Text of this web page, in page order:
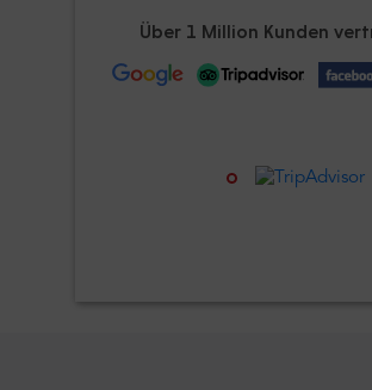
Alter 0-12 Jahre
Über 1 Million Kunden